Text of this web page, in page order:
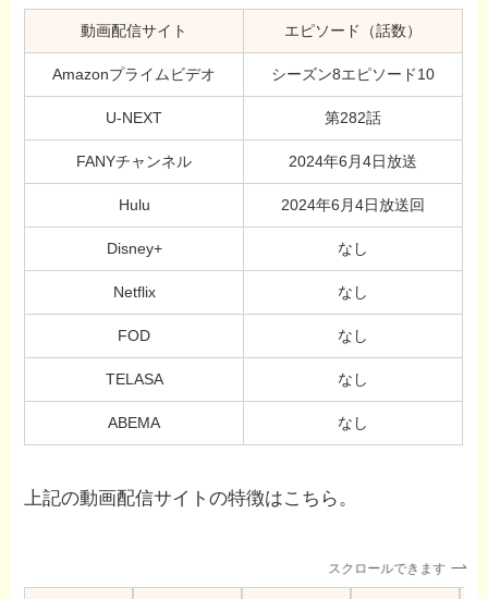
動画配信サイト エピソード（話数）
Amazonプライムビデオ シーズン8エピソード10
U-NEXT 第282話
FANYチャンネル 2024年6月4日放送
Hulu 2024年6月4日放送回
Disney+ なし
Netflix なし
FOD なし
TELASA なし
ABEMA なし
上記の動画配信サイトの特徴はこちら。
スクロールできます